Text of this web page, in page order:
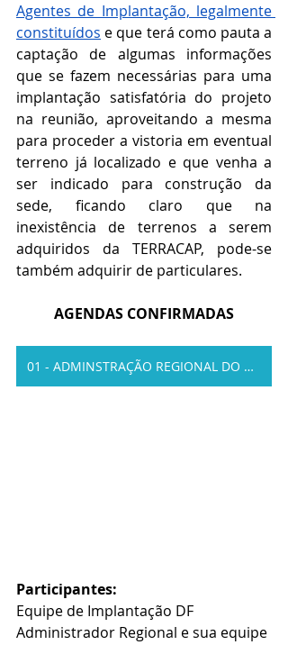
Agentes de Implantação, legalmente
constituídos e que terá como pauta a
captação de algumas informações
que se fazem necessárias para uma
implantação satisfatória do projeto
na reunião, aproveitando a mesma
para proceder a vistoria em eventual
terreno já localizado e que venha a
ser indicado para construção da
sede, ficando claro que na
inexistência de terrenos a serem
adquiridos da TERRACAP, pode-se
também adquirir de particulares.
AGENDAS CONFIRMADAS
01 - ADMINSTRAÇÃO REGIONAL DO RANCHO FUNDO i
Participantes:
Equipe de Implantação DF
Administrador Regional e sua equipe